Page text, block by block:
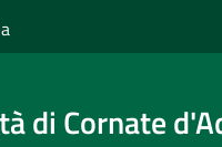
di Cornate